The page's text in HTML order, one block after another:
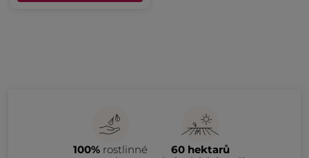
100% rostlinné
60 hektarů